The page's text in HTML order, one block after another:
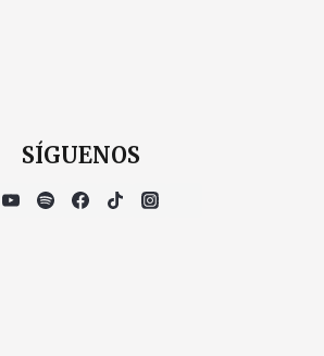
SÍGUENOS